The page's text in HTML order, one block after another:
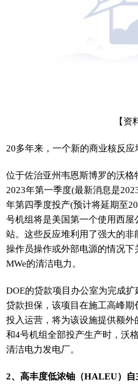
【资
20多年来，一个新的商业核反应
位于佐治亚州韦恩斯博罗的沃
2023年第一季度(最新消息是
年第四季度投产(预计将延期至
号机组将是美国第一个使用西
站。这些反应堆利用了强大的
操作员操作或外部电源的情况
MWe的清洁电力。
DOE的贷款项目办公室为完成
贷款担保，该项目在施工高峰期
投入运营，将为该设施提供额
和4号机组全部投产生产时，沃
清洁电力发电厂。
2、高丰度低浓铀（HALEU）